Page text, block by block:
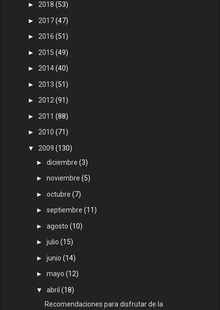
► 2018(53)
► 2017(47)
► 2016(51)
► 2015(49)
► 2014(40)
► 2013(51)
► 2012(91)
► 2011(88)
► 2010(71)
▼ 2009(130)
►diciembre(3)
►noviembre(5)
►octubre(7)
►septiembre(11)
►agosto(10)
►julio(15)
►junio(14)
►mayo(12)
▼abril(18)
Recomendaciones para disfrutar de la